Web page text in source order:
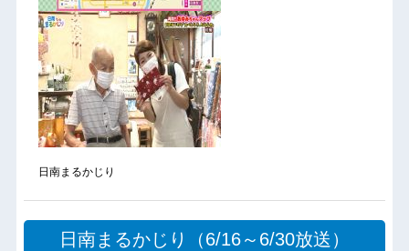
日南まるかじり
日南まるかじり（6/16～6/30放送）